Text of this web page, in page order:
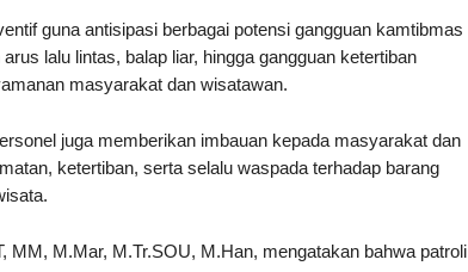
guna antisipasi berbagai potensi gangguan kamtibmas
lalu lintas, balap liar, hingga gangguan ketertiban
masyarakat dan wisatawan.
juga memberikan imbauan kepada masyarakat dan
ketertiban, serta selalu waspada terhadap barang
MM, M.Mar, M.Tr.SOU, M.Han, mengatakan bahwa patroli